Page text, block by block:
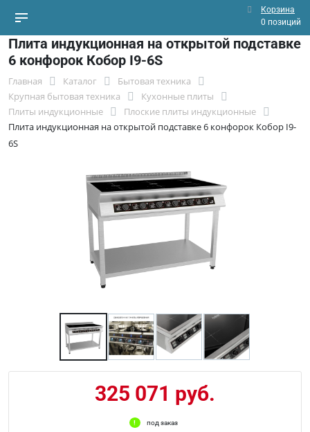
Корзина
0 позиций
Плита индукционная на открытой подставке
6 конфорок Кобор I9-6S
Главная Каталог
Бытовая техника
Крупная бытовая техника
Кухонные плиты
Плиты индукционные
Плоские плиты индукционные
Плита индукционная на открытой подставке 6 конфорок Кобор I9-
6S
325 071 руб.
под заказ